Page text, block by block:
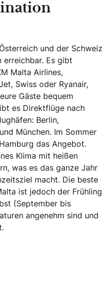
und der Schweiz
erreichbar. Es gibt
Malta Airlines,
Swiss oder Ryanair,
Gäste bequem
es Direktflüge nach
Berlin,
München. Im Sommer
das Angebot.
Klima mit heißen
was es das ganze Jahr
macht. Die beste
ist jedoch der Frühling
(September bis
angenehm sind und